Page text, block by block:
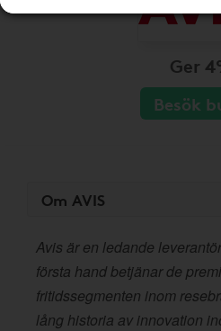
Ger
Besök
Om AVIS
Avis är en ledande
första hand betjänar de
fritidssegmenten inom
lång historia av innovation